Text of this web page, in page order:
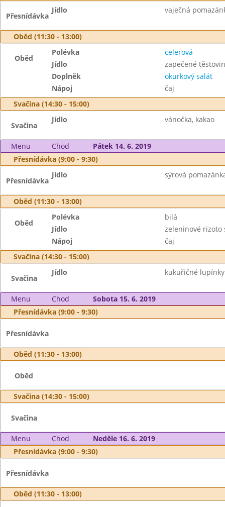
Přesnídávka
Jídlo vaječná
Oběd (11:30 - 13:00)
Oběd
Polévka
celerová
Jídlo
zapečené
Doplněk
okurkový salát
Nápoj
čaj
Svačina (14:30 - 15:00)
Svačina
Jídlo vánočka, kakao
Menu Chod
Pátek 14. 6. 2019
Přesnídávka (9:00 - 9:30)
Přesnídávka
Jídlo sýrová
Oběd (11:30 - 13:00)
Oběd
Polévka
bilá
Jídlo
zeleninové rizoto
Nápoj
čaj
Svačina (14:30 - 15:00)
Svačina
Jídlo kukuřičné
Menu Chod
Sobota 15. 6. 2019
Přesnídávka (9:00 - 9:30)
Přesnídávka
Oběd (11:30 - 13:00)
Oběd
Svačina (14:30 - 15:00)
Svačina
Menu Chod
Neděle 16. 6. 2019
Přesnídávka (9:00 - 9:30)
Přesnídávka
Oběd (11:30 - 13:00)